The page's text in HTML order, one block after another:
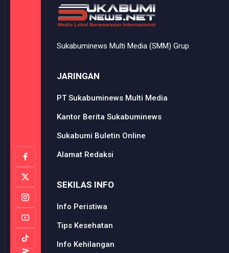
Sukabuminews Multi Media (SMM) Grup
JARINGAN
PT Sukabuminews Multi Media
Kantor Berita Sukabuminews
Sukabumi Buletin Online
Alamat Redaksi
SEKILAS INFO
Info Peristiwa
Tips Kesehatan
Info Kehilangan